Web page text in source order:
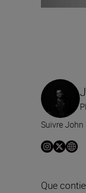
Suivre
Que